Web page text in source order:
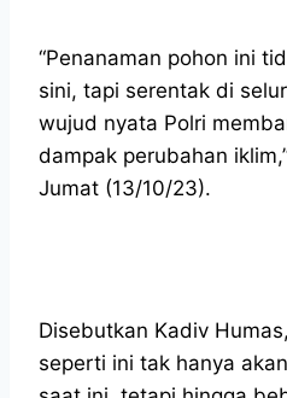
“Penanaman pohon ini
sini, tapi serentak di
wujud nyata Polri
dampak perubahan
Jumat (13/10/23).
Disebutkan Kadiv
seperti ini tak hanya